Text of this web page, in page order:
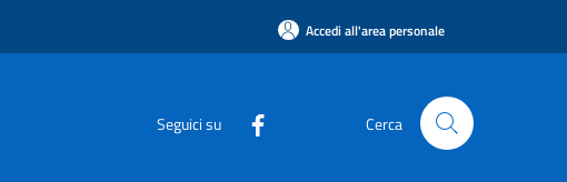
Accedi all'area personale
Seguici su Cerca